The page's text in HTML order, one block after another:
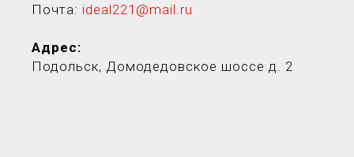
Почта: ideal221@mail.ru
Адрес:
Подольск, Домодедовское шоссе д. 2